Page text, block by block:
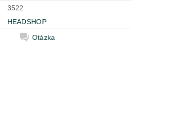
3522
HEADSHOP
Otázka